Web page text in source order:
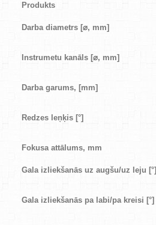
Produkts
Darba diametrs [⌀, mm]
Instrumetu kanāls [⌀, mm]
Darba garums, [mm]
Redzes leņķis [°]
Fokusa attālums, mm
Gala izliekšanās uz augšu/uz leju [°]
Gala izliekšanās pa labi/pa kreisi [°]